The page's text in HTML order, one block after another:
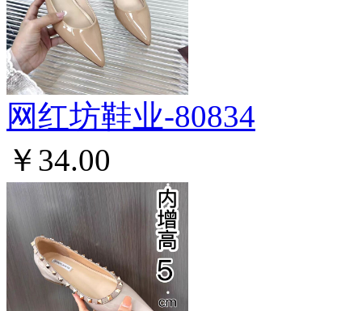
网红坊鞋业-80834
￥34.00